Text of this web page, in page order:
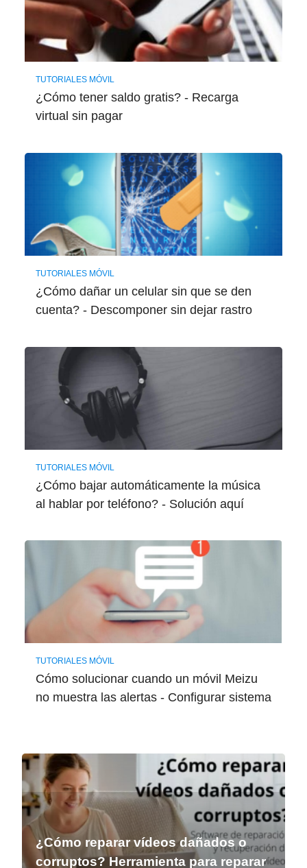
TUTORIALES MÓVIL
¿Cómo tener saldo gratis? - Recarga
virtual sin pagar
TUTORIALES MÓVIL
¿Cómo dañar un celular sin que se den
cuenta? - Descomponer sin dejar rastro
TUTORIALES MÓVIL
¿Cómo bajar automáticamente la música
al hablar por teléfono? - Solución aquí
TUTORIALES MÓVIL
Cómo solucionar cuando un móvil Meizu
no muestra las alertas - Configurar sistema
¿Cómo reparar vídeos dañados o
corruptos? Herramienta para reparar